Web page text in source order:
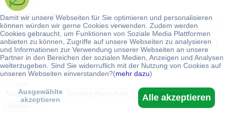
Damit wir unsere Webseiten für Sie optimieren und personalisieren
können würden wir gerne Cookies verwenden. Zudem werden
Cookies gebraucht, um Funktionen von Soziale Media Plattformen
anbieten zu können, Zugriffe auf unsere Webseiten zu analysieren
und Informationen zur Verwendung unserer Webseiten an unsere
Partner in den Bereichen der sozialen Medien, Anzeigen und Analysen
weiterzugeben. Sind Sie widerruflich mit der Nutzung von Cookies auf
unseren Webseiten einverstanden?(mehr dazu)
Alle akzeptieren
Ausgewählte
akzeptieren
Erscheinungsjahr
von
bis
Preis (in EUR):
von
bis
Suche auch in Zeitschriften
ja
nein
Ausgabe sortieren